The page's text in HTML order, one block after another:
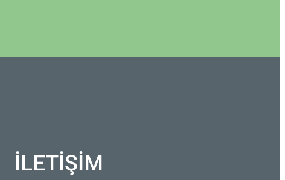
İLETİŞİM